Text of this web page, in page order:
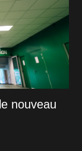
nouveau